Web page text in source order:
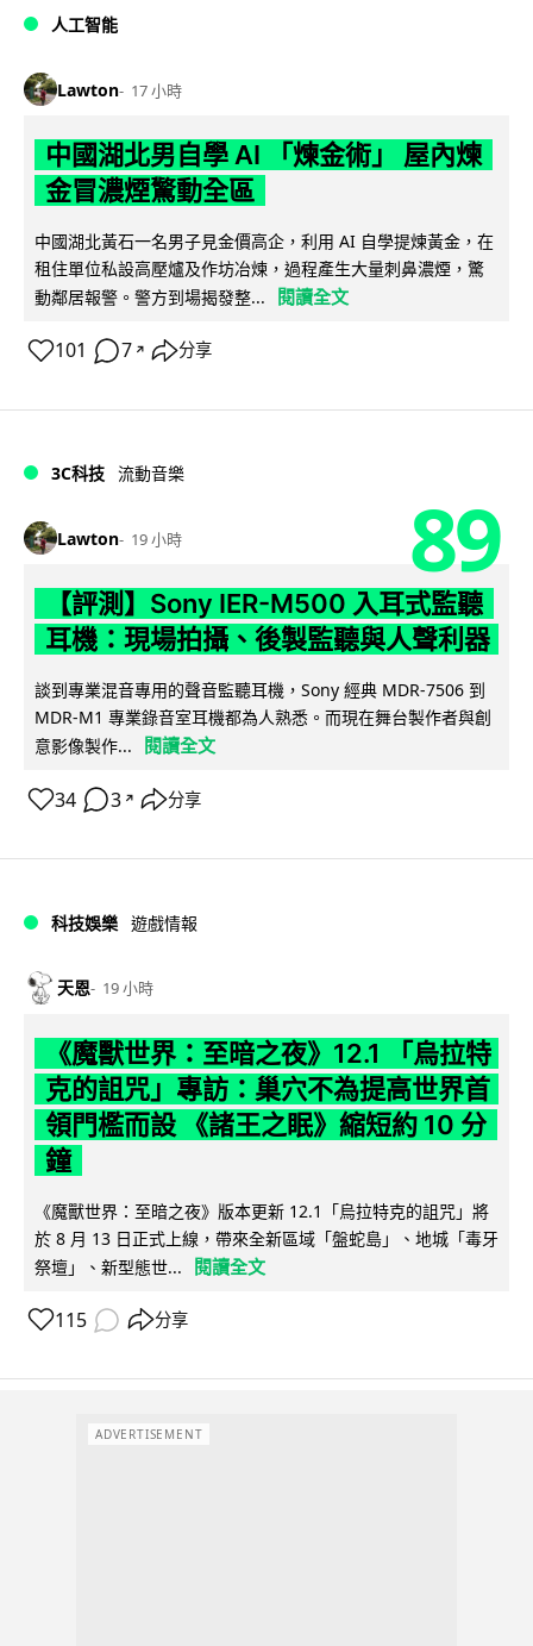
人工智能
Lawton 17 小時
中國湖北男自學 AI 「煉金術」 屋內煉
金冒濃煙驚動全區
中國湖北黃石一名男子見金價高企，利用 AI 自學提煉黃金，在
租住單位私設高壓爐及作坊冶煉，過程產生大量刺鼻濃煙，驚
動鄰居報警。警方到場揭發整...
閱讀全文
101 7 ↗ 分享
3C科技 流動音樂
Lawton 19 小時 89
【評測】Sony IER-M500 入耳式監聽
耳機：現場拍攝、後製監聽與人聲利器
談到專業混音專用的聲音監聽耳機，Sony 經典 MDR-7506 到
MDR-M1 專業錄音室耳機都為人熟悉。而現在舞台製作者與創
意影像製作...
閱讀全文
34 3 ↗ 分享
科技娛樂 遊戲情報
天恩 19 小時
《魔獸世界：至暗之夜》12.1 「烏拉特
克的詛咒」專訪：巢穴不為提高世界首
領門檻而設 《諸王之眠》縮短約 10 分
鐘
《魔獸世界：至暗之夜》版本更新 12.1「烏拉特克的詛咒」將
於 8 月 13 日正式上線，帶來全新區域「盤蛇島」、地城「毒牙
祭壇」、新型態世...
閱讀全文
115 分享
ADVERTISEMENT